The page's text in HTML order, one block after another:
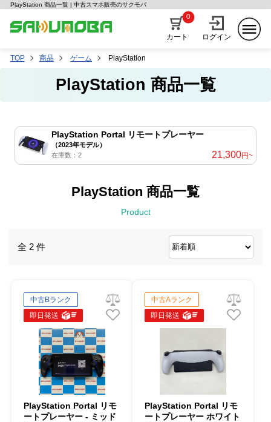
PlayStation 商品一覧 | 中古スマホ販売のサクモバ
カート
0
ログイン
TOP 商品 ゲーム PlayStation
PlayStation 商品一覧
PlayStation Portal リモートプレーヤー
（2023年モデル）
在庫数：2
21,300円~
PlayStation 商品一覧
Product
全 2 件
中古Bランク
即日発送
PlayStation Portal リモ
ートプレーヤー - ミッド
中古Aランク
即日発送
PlayStation Portal リモ
ートプレーヤー ホワイト